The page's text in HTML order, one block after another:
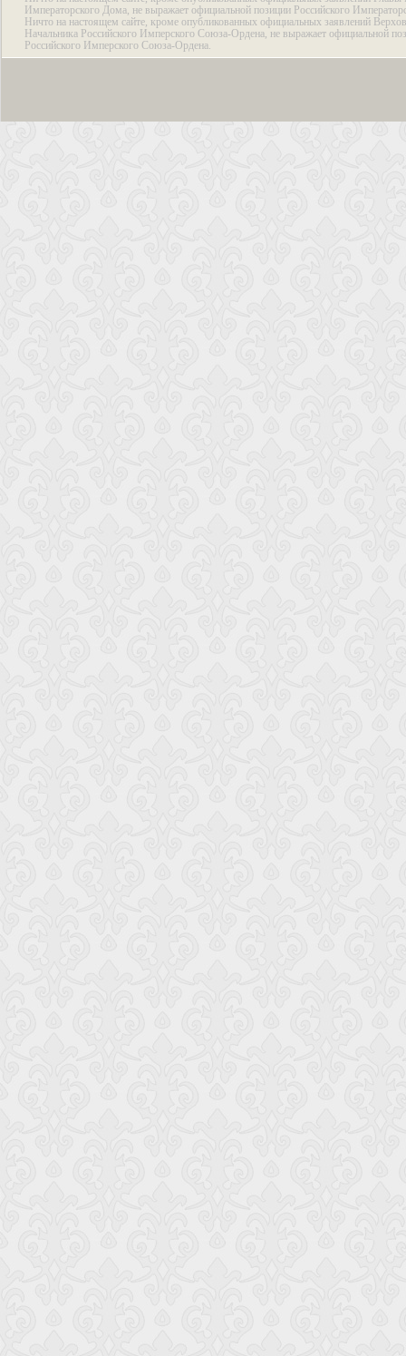
Императорского Дома, не выражает официальной позиции Российского
Ничто на настоящем сайте, кроме опубликованных официальных заявлений
Начальника Российского Имперского Союза-Ордена, не выражает официальной
Российского Имперского Союза-Ордена.